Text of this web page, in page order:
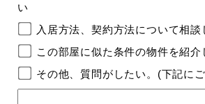
い
入居方法、契約方法について相談
この部屋に似た条件の物件を紹介
その他、質問がしたい。(下記に